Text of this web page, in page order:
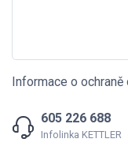
Informace o ochraně
605 226 688
Infolinka KETTLER